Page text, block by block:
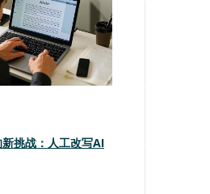
挑战：人工改写AI